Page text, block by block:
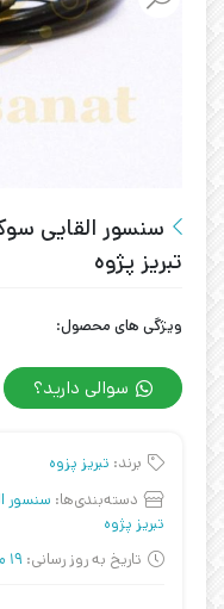
تبریز پژوه
ویژگی های محصول:
سوالی دارید؟
برند: تبریز پزوه
دسته‌بندی‌ها: سنسور
تبریز پژوه
تاریخ به روز رسانی: 19 مهر 1404